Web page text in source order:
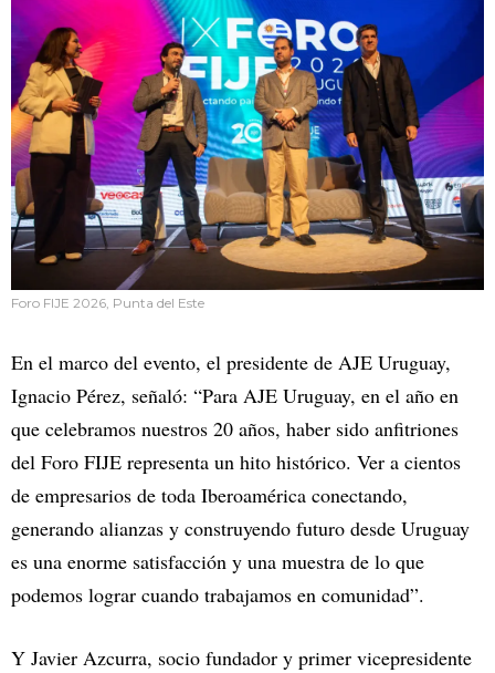
Foro FIJE 2026, Punta del Este
En el marco del evento, el presidente de AJE Uruguay,
Ignacio Pérez, señaló: “Para AJE Uruguay, en el año en
que celebramos nuestros 20 años, haber sido anfitriones
del Foro FIJE representa un hito histórico. Ver a cientos
de empresarios de toda Iberoamérica conectando,
generando alianzas y construyendo futuro desde Uruguay
es una enorme satisfacción y una muestra de lo que
podemos lograr cuando trabajamos en comunidad”.
Y Javier Azcurra, socio fundador y primer vicepresidente